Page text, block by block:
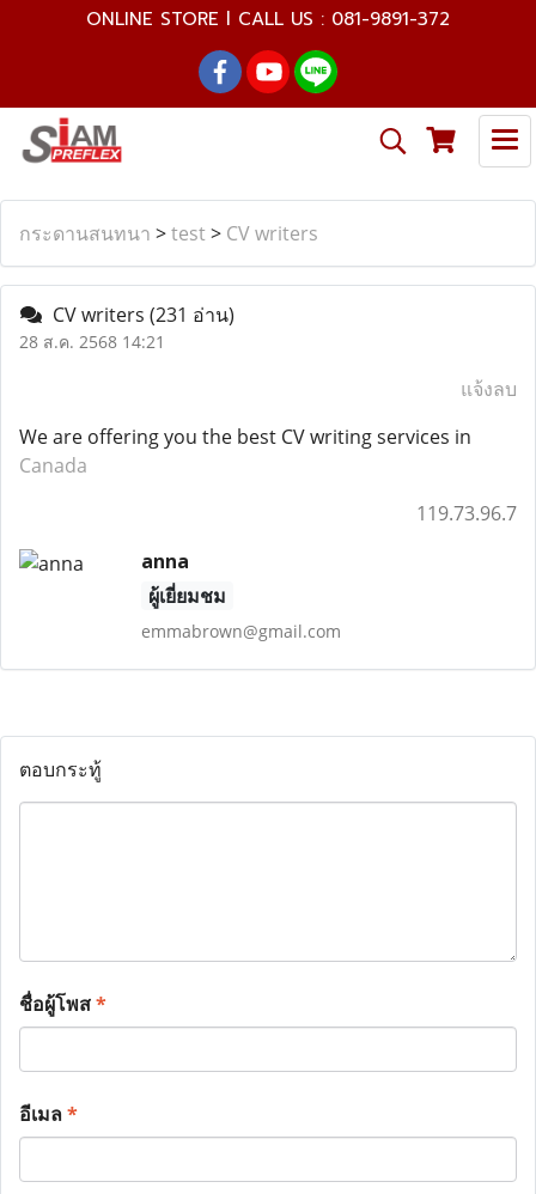
ONLINE STORE l CALL US : 081-9891-372
กระดานสนทนา >test> CV writers
CV writers (231 อ่าน)
28 ส.ค. 2568 14:21
แจ้งลบ
We are offering you the best CV writing services in
Canada
119.73.96.7
anna
ผู้เยี่ยมชม
emmabrown@gmail.com
ตอบกระทู้
ชื่อผู้โพส*
อีเมล*